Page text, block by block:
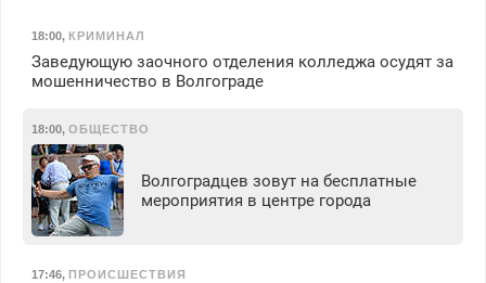
18:00, КРИМИНАЛ
Заведующую заочного отделения колледжа осудят за
мошенничество в Волгограде
18:00, ОБЩЕСТВО
Волгоградцев зовут на бесплатные
мероприятия в центре города
17:46, ПРОИСШЕСТВИЯ